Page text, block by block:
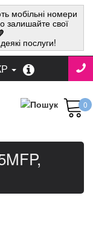
мобільні номери
залишайте свої
послуги!
0